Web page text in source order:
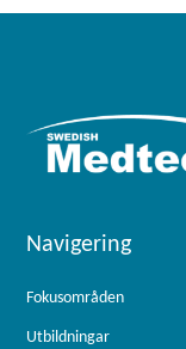
Navigering
Fokusområden
Utbildningar